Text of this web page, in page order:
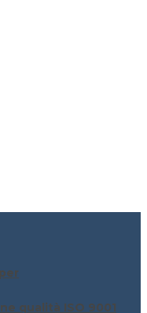
qualità ISO 9001